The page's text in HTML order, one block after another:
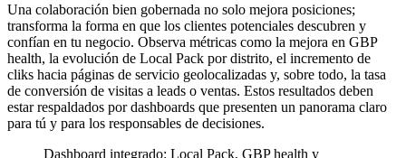
Una colaboración bien gobernada no solo mejora posiciones;
transforma la forma en que los clientes potenciales descubren y
confían en tu negocio. Observa métricas como la mejora en GBP
health, la evolución de Local Pack por distrito, el incremento de
cliks hacia páginas de servicio geolocalizadas y, sobre todo, la tasa
de conversión de visitas a leads o ventas. Estos resultados deben
estar respaldados por dashboards que presenten un panorama claro
para tú y para los responsables de decisiones.
Dashboard integrado: Local Pack, GBP health y